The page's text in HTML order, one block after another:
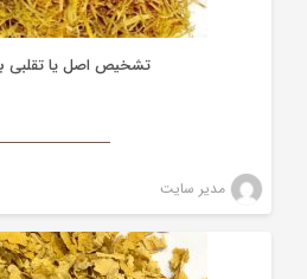
تشخیص اصل یا تقلبی
مدیر سایت